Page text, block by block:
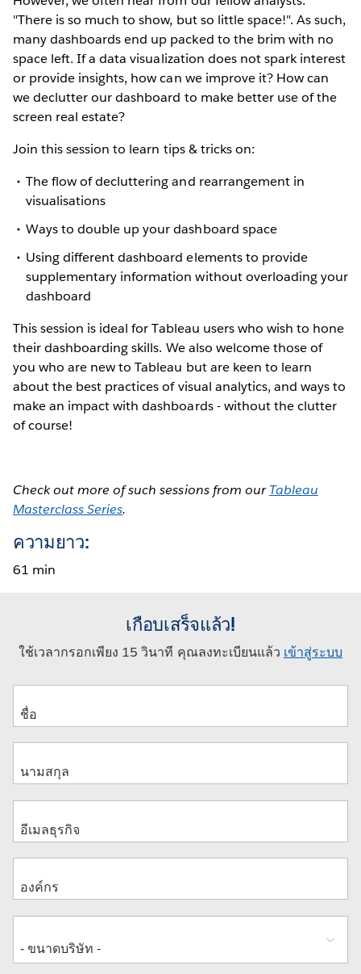
"There is so much to show, but so little space!". As such,
many dashboards end up packed to the brim with no
space left. If a data visualization does not spark interest
or provide insights, how can we improve it? How can
we declutter our dashboard to make better use of the
screen real estate?
Join this session to learn tips & tricks on:
The flow of decluttering and rearrangement in
visualisations
Ways to double up your dashboard space
Using different dashboard elements to provide
supplementary information without overloading your
dashboard
This session is ideal for Tableau users who wish to hone
their dashboarding skills. We also welcome those of
you who are new to Tableau but are keen to learn
about the best practices of visual analytics, and ways to
make an impact with dashboards - without the clutter
of course!
Check out more of such sessions from ourTableau
Masterclass Series.
ความยาว:
61 min
เกือบเสร็จแล้ว!
ใช้เวลากรอกเพียง 15 วินาที คุณลงทะเบียนแล้ว เข้าสู่ระบบ